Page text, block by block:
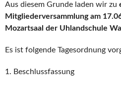
Aus diesem Grunde laden wir zu
Mitgliederversammlung am
Mozartsaal der Uhlandschule
Es ist folgende Tagesordnung
1. Beschlussfassung